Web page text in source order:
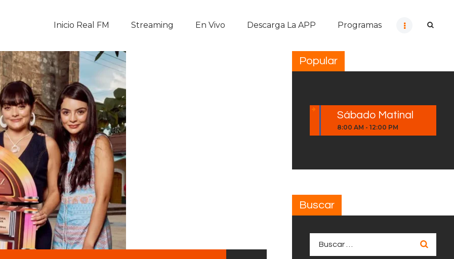
Inicio Real FM Streaming En Vivo Descarga La APP Programas
En Vivo
Descarga La APP
Programas
Noticias
Equipo
Sobre Nosotros
Contactos
Popular
Sábado Matinal
8:00 AM -12:00 PM
Buscar